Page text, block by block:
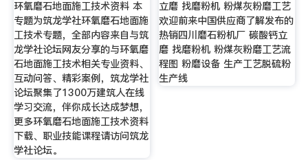
环氧磨石地面施工技术资料 本
专题为筑龙学社环氧磨石地面施
工技术专题，全部内容来自与筑
龙学社论坛网友分享的与环氧磨
石地面施工技术相关专业资料、
互动问答、精彩案例，筑龙学社
论坛聚集了1300万建筑人在线
学习交流，伴你成长达成梦想，
更多环氧磨石地面施工技术资料
下载、职业技能课程请访问筑龙
学社论坛。
立磨 找磨粉机 粉煤灰粉磨工艺
欢迎前来中国供应商了解发布的
热销四川磨石粉机厂 碳酸钙立
磨 找磨粉机 粉煤灰粉磨工艺流
程图 粉磨设备 生产工艺脱硫粉
生产线